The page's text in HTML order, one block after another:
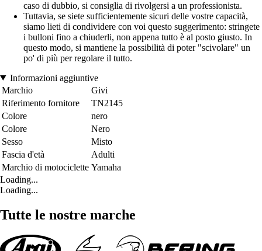
caso di dubbio, si consiglia di rivolgersi a un professionista.
Tuttavia, se siete sufficientemente sicuri delle vostre capacità,
siamo lieti di condividere con voi questo suggerimento: stringete
i bulloni fino a chiuderli, non appena tutto è al posto giusto. In
questo modo, si mantiene la possibilità di poter "scivolare" un
po' di più per regolare il tutto.
Informazioni aggiuntive
Marchio
Givi
Riferimento fornitore
TN2145
Colore
nero
Colore
Nero
Sesso
Misto
Fascia d'età
Adulti
Marchio di motociclette Yamaha
Loading...
Loading...
Tutte le nostre marche